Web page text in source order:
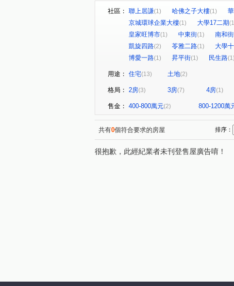
社區： 聯上居謙(1) 哈佛之子大樓(1)
京城環球企業大樓(1) 大學17二期
皇家旺博市(1) 中東街(1) 南和街
凱旋四路(2) 苓雅二路(1) 大學
博愛一路(1) 昇平街(1) 民生路(1)
用途： 住宅(13) 土地(2)
格局： 2房(3) 3房(7) 4房(1)
售金： 400-800萬元(2) 800-1200萬
共有0個符合要求的房屋 排序：
很抱歉，此經紀業者未刊登售屋廣告唷！